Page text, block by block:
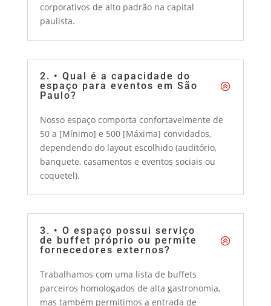
corporativos de alto padrão na capital
paulista.
2. • Qual é a capacidade do
espaço para eventos em São
Paulo?
Nosso espaço comporta confortavelmente de
50 a [Mínimo] e 500 [Máxima] convidados,
dependendo do layout escolhido (auditório,
banquete, casamentos e eventos sociais ou
coquetel).
3. • O espaço possui serviço
de buffet próprio ou permite
fornecedores externos?
Trabalhamos com uma lista de buffets
parceiros homologados de alta gastronomia,
mas também permitimos a entrada de